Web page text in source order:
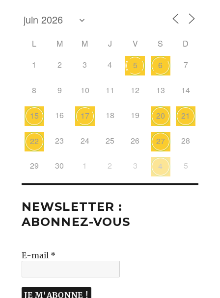
L M M J V S
D
1
2 3 4 5 6 7
8 9 10 11 12 13 14
15 16 17 18 19 20 21
22 23 24 25 26 27 28
29 30 1 2 3 4 5
NEWSLETTER :
ABONNEZ-VOUS
E-mail *